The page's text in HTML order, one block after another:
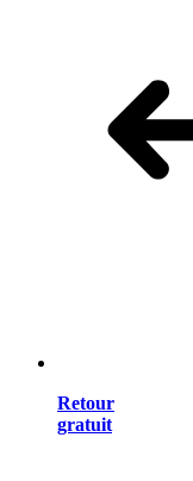
Retour
gratuit